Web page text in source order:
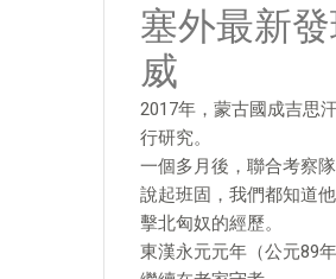
塞外最新
威
2017年，蒙古國成吉思
行研究。
一個多月後，聯合考察
說起班固，我們都知道
擊北匈奴的經歷。
東漢永元元年（公元89